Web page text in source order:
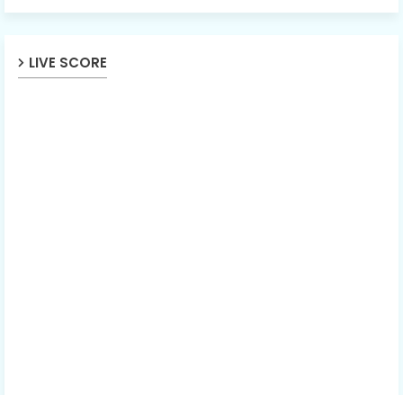
LIVE SCORE